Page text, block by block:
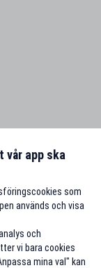
vår app ska
som
används och visa
och
vi bara cookies
mina val" kan